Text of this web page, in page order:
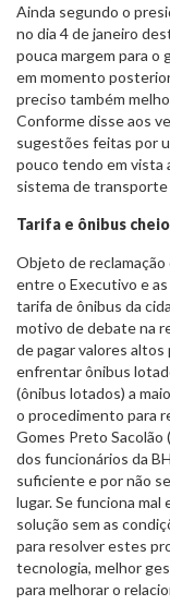
Ainda segundo o
no dia 4 de janeiro
pouca margem para o
em momento
preciso também
Conforme disse aos
sugestões feitas por
pouco tendo em vista
sistema de transporte
Tarifa e ônibus
Objeto de
entre o Executivo e
tarifa de ônibus da
motivo de debate na
de pagar valores
enfrentar ônibus
(ônibus lotados) a
o procedimento para
Gomes Preto Sacolão
dos funcionários da
suficiente e por não
lugar. Se funciona mal
solução sem as
para resolver estes
tecnologia, melhor
para melhorar o